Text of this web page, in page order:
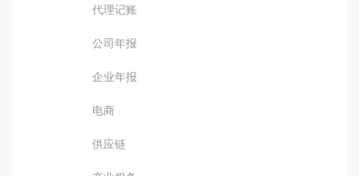
代理记账
公司年报
企业年报
电商
供应链